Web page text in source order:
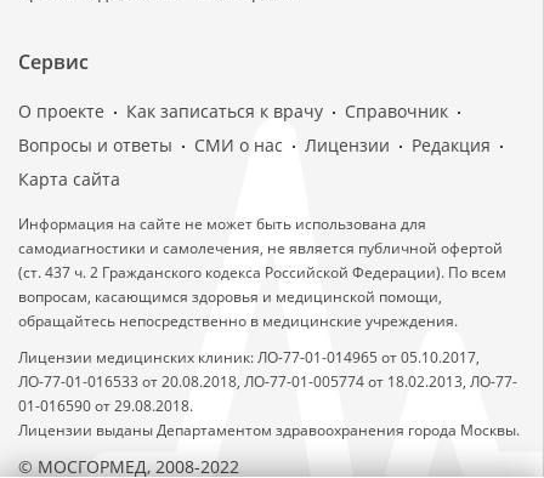
Сервис
О проекте Как записаться к врачу
Справочник
Вопросы и ответы
СМИ о нас Лицензии
Редакция
Карта сайта
Информация на сайте не может быть использована для
самодиагностики и самолечения, не является публичной офертой
(ст. 437 ч. 2 Гражданского кодекса Российской Федерации). По всем
вопросам, касающимся здоровья и медицинской помощи,
обращайтесь непосредственно в медицинские учреждения.
Лицензии медицинских клиник: ЛО-77-01-014965 от 05.10.2017,
ЛО-77-01-016533 от 20.08.2018, ЛО-77-01-005774 от 18.02.2013, ЛО-77-
01-016590 от 29.08.2018.
Лицензии выданы Департаментом здравоохранения города Москвы.
© МОСГОРМЕД, 2008-2022